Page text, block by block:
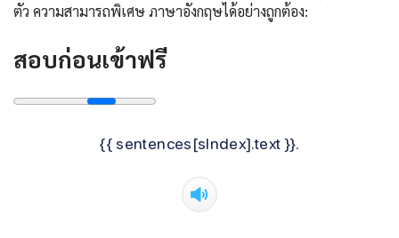
ตัว ความสามารถพิเศษ ภาษาอังกฤษได้อย่างถูกต้อง:
สอบก่อนเข้าฟรี
{{ sentences[sIndex].text }}.